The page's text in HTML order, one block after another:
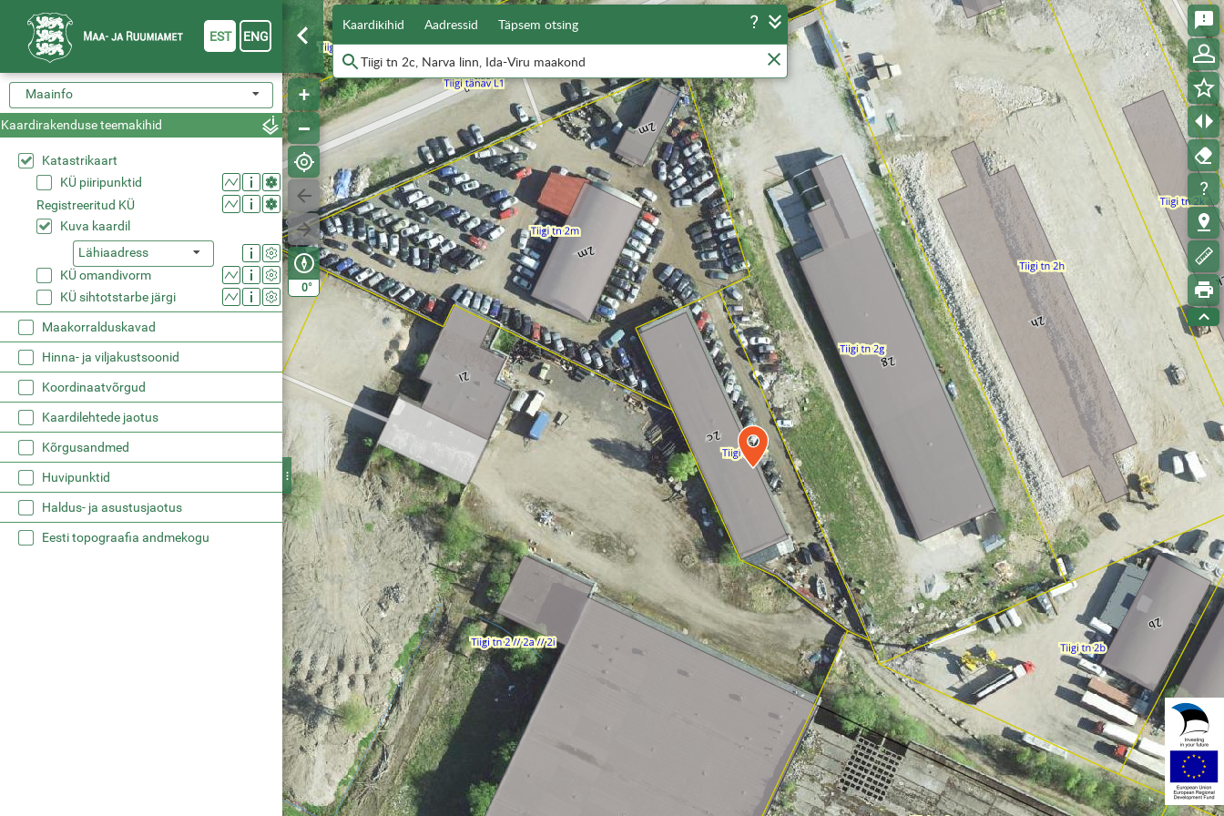
0°
Kaardikihid Aadressid Täpsem otsing
Maainfo
Kaardirakenduse teemakihid
Katastrikaart
KÜ piiripunktid
Registreeritud KÜ
Kuva kaardil
Lähiaadress
KÜ omandivorm
KÜ sihtotstarbe järgi
Maakorralduskavad
Hinna- ja viljakustsoonid
Koordinaatvõrgud
Kaardilehtede jaotus
Kõrgusandmed
Huvipunktid
Haldus- ja asustusjaotus
Eesti topograafia andmekogu
EST ENG